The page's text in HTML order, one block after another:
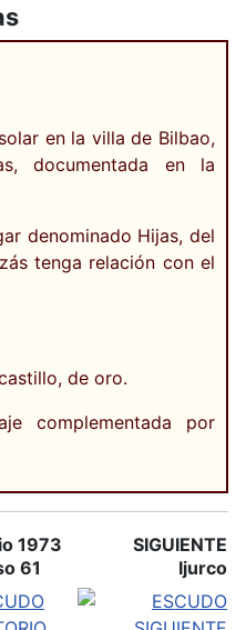
en la villa de Bilbao,
documentada en la
denominado Hijas, del
tenga relación con el
de oro.
complementada por
1973
61
SIGUIENTE
Ijurco